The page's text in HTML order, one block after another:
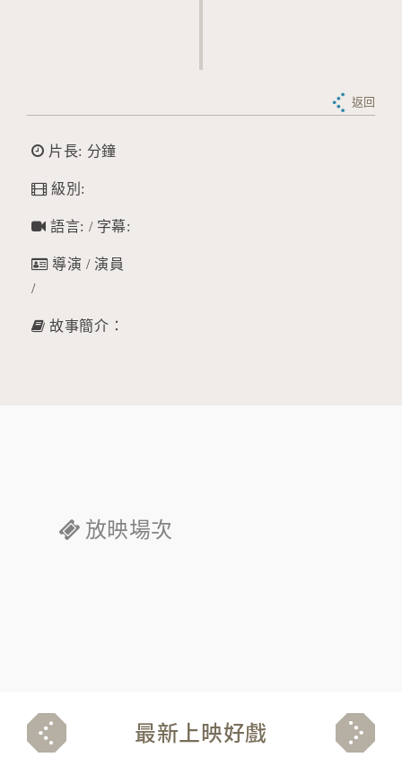
返回
片長: 分鐘
級別:
語言: / 字幕:
導演 / 演員
/
故事簡介：
放映場次
最新上映好戲